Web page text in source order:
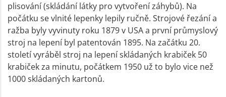
plisování (skládání látky pro vytvoření záhybů). Na
počátku se vlnité lepenky lepily ručně. Strojové řezání a
ražba byly vyvinuty roku 1879 v USA a první průmyslový
stroj na lepení byl patentován 1895. Na začátku 20.
století vyráběl stroj na lepení skládaných krabiček 50
krabiček za minutu, počátkem 1950 už to bylo vice než
1000 skládaných kartonů.